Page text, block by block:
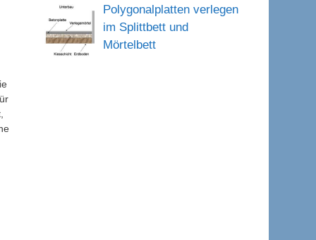
Polygonalplatten verlegen
im Splittbett und
Mörtelbett